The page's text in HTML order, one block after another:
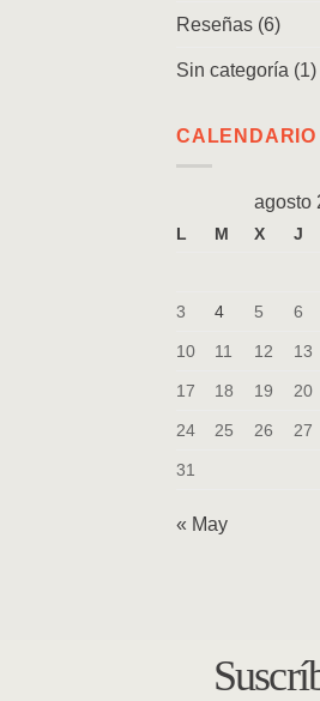
Reseñas (6)
Sin categoría (1)
CALENDARIO
agosto
L M X J
3 4 5 6
10 11 12 13
17 18 19 20
24 25 26 27
31
« May